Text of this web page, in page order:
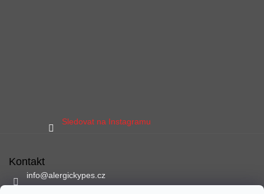
Sledovat na Instagramu
Kontakt
info@alergickypes.cz